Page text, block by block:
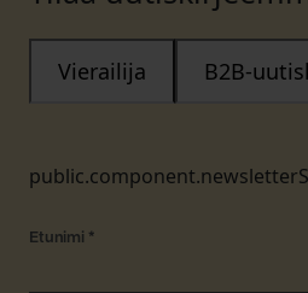
Vierailija B2B-
Etunimi *